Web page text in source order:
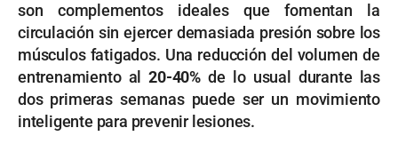
son complementos ideales que fomentan la
circulación sin ejercer demasiada presión sobre los
músculos fatigados. Una reducción del volumen de
entrenamiento al20-40% de lo usual durante las
dos primeras semanas puede ser un movimiento
inteligente para prevenir lesiones.